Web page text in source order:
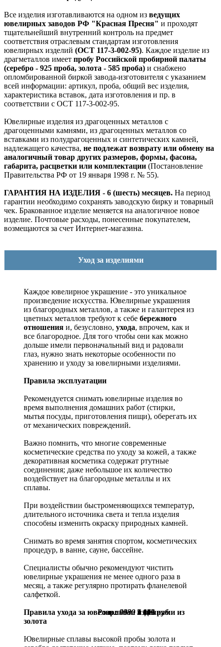
Розн.:9550 7 163руб.
Розн.:2830 1 472руб.
Розн.:5800 3 016руб.
Розн.:4130 2 106руб.
Все изделия изготавливаются на одном из ведущих
ювелирных заводов РФ "Красная Пресня" и проходят
тщательнейший внутренний контроль на предмет
соответствия отраслевым стандартам изготовления
ювелирных изделий (ОСТ 117-3-002-95). Каждое изделие из
драгметаллов имеет пробу Российской пробирной палаты
(серебро - 925 проба, золота - 585 проба) и снабжено
опломбированной биркой завода-изготовителя с указанием
всей информации: артикул, проба, общий вес изделия,
характеристика вставок, дата изготовления и пр. в
соответствии с ОСТ 117-3-002-95.
Ювелирные изделия из драгоценных металлов с
драгоценными камнями, из драгоценных металлов со
вставками из полудрагоценных и синтетических камней,
надлежащего качества, не подлежат возврату или обмену на
аналогичный товар других размеров, формы, фасона,
габарита, расцветки или комплектации (Постановление
Правительства РФ от 19 января 1998 г. № 55).
ГАРАНТИЯ НА ИЗДЕЛИЯ - 6 (шесть) месяцев. На период
гарантии необходимо сохранять заводскую бирку и товарный
чек. Бракованное изделие меняется на аналогичное новое
изделие. Почтовые расходы, понесенные покупателем,
возмещаются за счет Интернет-магазина.
Уход за изделиями
Каждое ювелирное украшение - это уникальное
произведение искусства. Ювелирные украшения
из благородных металлов, а также и галантерея из
цветных металлов требуют к себе бережного
отношения и, безусловно, ухода, впрочем, как и
все благородное. Для того чтобы они как можно
дольше имели первоначальный вид и радовали
глаз, нужно знать некоторые особенности по
хранению и уходу за ювелирными изделиями.
Правила эксплуатации
Рекомендуется снимать ювелирные изделия во
время выполнения домашних работ (стирки,
мытья посуды, приготовления пищи), оберегать их
от механических повреждений.
Важно помнить, что многие современные
косметические средства по уходу за кожей, а также
декоративная косметика содержат ртутные
соединения; даже небольшое их количество
воздействует на благородные металлы и их
сплавы.
При воздействии быстроменяющихся температур,
длительного источника света и тепла изделия
способны изменить окраску природных камней.
Снимать во время занятия спортом, косметических
процедур, в ванне, сауне, бассейне.
Специалисты обычно рекомендуют чистить
ювелирные украшения не менее одного раза в
месяц, а также регулярно протирать фланелевой
салфеткой.
Правила ухода за ювелирными изделиями из
золота
Ювелирные сплавы высокой пробы золота и